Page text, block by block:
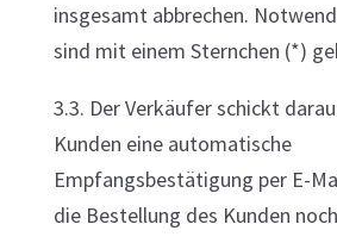
insgesamt abbrechen.
sind mit einem Sternchen (*)
3.3. Der Verkäufer schickt
Kunden eine automatische
Empfangsbestätigung per E-
die Bestellung des Kunden